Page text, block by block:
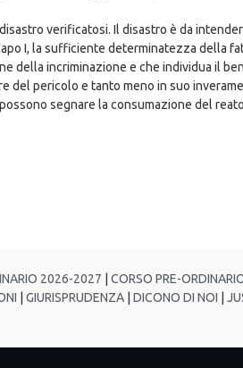
verificatosi. Il disastro è da
I, la sufficiente determinatezza della
della incriminazione e che individua il
pericolo e tanto meno in suo
segnare la consumazione del
2026-2027 CORSO PRE-
GIURISPRUDENZA DICONO DI NOI